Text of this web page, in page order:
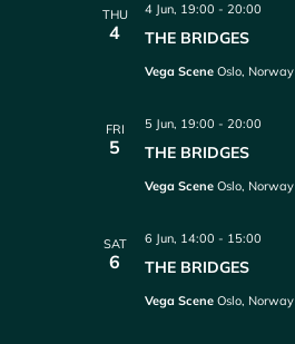
THU
4 THE BRIDGES
4 Jun, 19:00 -20:00
Vega SceneOslo, Norway
FRI
5 THE BRIDGES
5 Jun, 19:00 -20:00
Vega SceneOslo, Norway
SAT
6 THE BRIDGES
6 Jun, 14:00 - 15:00
Vega SceneOslo, Norway